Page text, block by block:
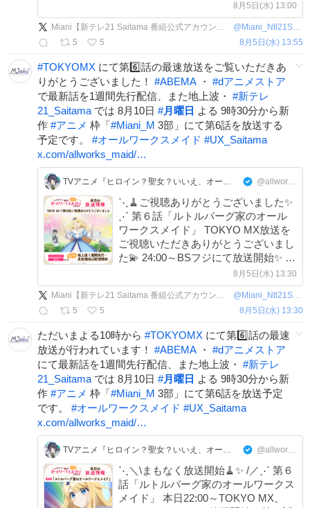
youtube.com/watch?v=ZOtTtP… #リゼ
ロ #rezero
8月5日(水) 13:00
Miani【新テレ21 Saitama 番組公式アカウント】 @ Miani_Ntl21Sitm
5
5 8月5日(水) 13:55
#TOKYOMX にて第6️⃣話の最速放送をご覧いただきあ
りがとうございました！ #ABEMA ・ #dアニメストア
で最新話を1週間先行配信、また地上波・ #新テレ
21_Saitama では 8月10日 #月曜日 よる 9時30分から新
作 #アニメ 枠「#Miani_M 3部」にて第6話を放送する
予定です。 #オールワークスメイド #UX_Saitama
x.com/allworks_maid/…
TVアニメ『ヒロイン？聖女？いいえ、オールワークスメイドです（誇）！』公式アカウント @allworks_maid
⋱🧹ご視聴ありがとうございました✨
⋰ 第６話「ルトルバーグ家のオール
ワークスメイド」 TOKYO MX放送を
ご視聴いただきありがとうございまし
た💫 24:00～BSフジにて放送開始✨ d
アニメストア、ABEMAで第７話もお
楽しみください🎵 感想は #オールワー
クスメイド で投稿してくださいね☕️🎀
8月5日(水) 13:30
Miani【新テレ21 Saitama 番組公式アカウント】 @ Miani_Ntl21Sitm
5
5 8月5日(水) 13:30
ただいまよる10時から #TOKYOMX にて第6️⃣話の最速
放送が行われています！ #ABEMA ・ #dアニメストア
にて最新話を1週間先行配信、また地上波・ #新テレ
21_Saitama では 8月10日 #月曜日 よる 9時30分から新
作 #アニメ 枠「#Miani_M 3部」にて第6話を放送予定
です。 #オールワークスメイド #UX_Saitama
x.com/allworks_maid/…
TVアニメ『ヒロイン？聖女？いいえ、オールワークスメイドです（誇）！』公式アカウント @allworks_maid
⋱＼\まもなく放送開始🧹✨ /／⋰ 第６
話「ルトルバーグ家のオールワークス
メイド」 本日22:00～TOKYO MX、